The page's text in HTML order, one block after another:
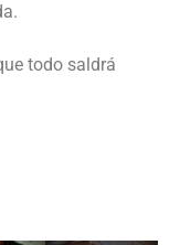
todo saldrá